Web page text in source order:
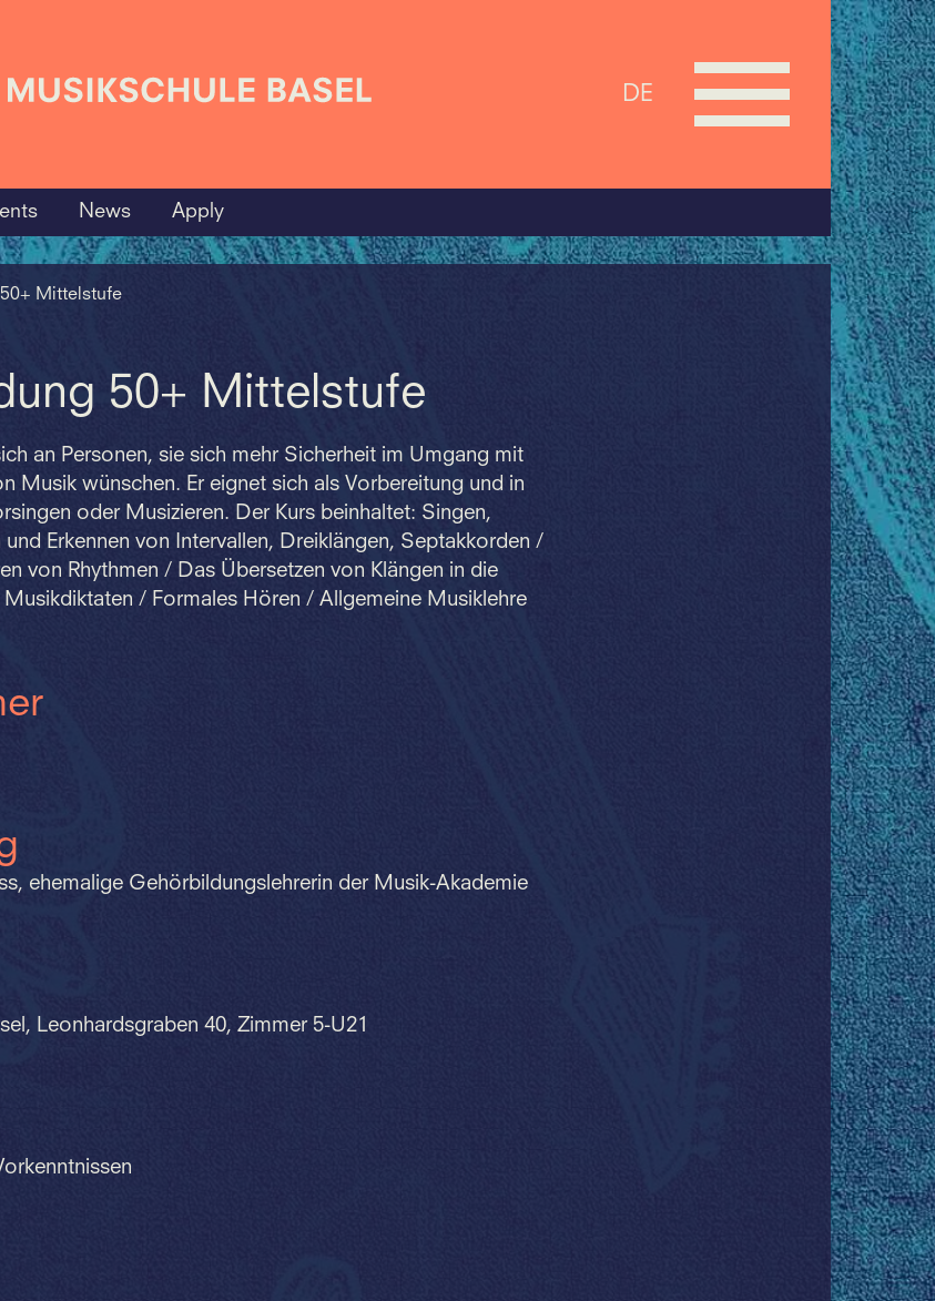
DE
News Apply
Mittelstufe
50+ Mittelstufe
an Personen, sie sich mehr Sicherheit im Umgang mit
Musik wünschen. Er eignet sich als Vorbereitung und in
oder Musizieren. Der Kurs beinhaltet: Singen,
Erkennen von Intervallen, Dreiklängen, Septakkorden /
von Rhythmen / Das Übersetzen von Klängen in die
/ Formales Hören / Allgemeine Musiklehre
ehemalige Gehörbildungslehrerin der Musik-Akademie
Leonhardsgraben 40, Zimmer 5-U21